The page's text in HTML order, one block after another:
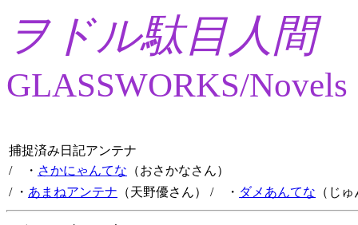
ヲドル駄目人間
GLASSWORKS/Novels
捕捉済み日記アンテナ
/ ・ さかにゃんてな （おさかなさん）
/ ・ あまねアンテナ （天野優さん） / ・ ダメあんてな （じ